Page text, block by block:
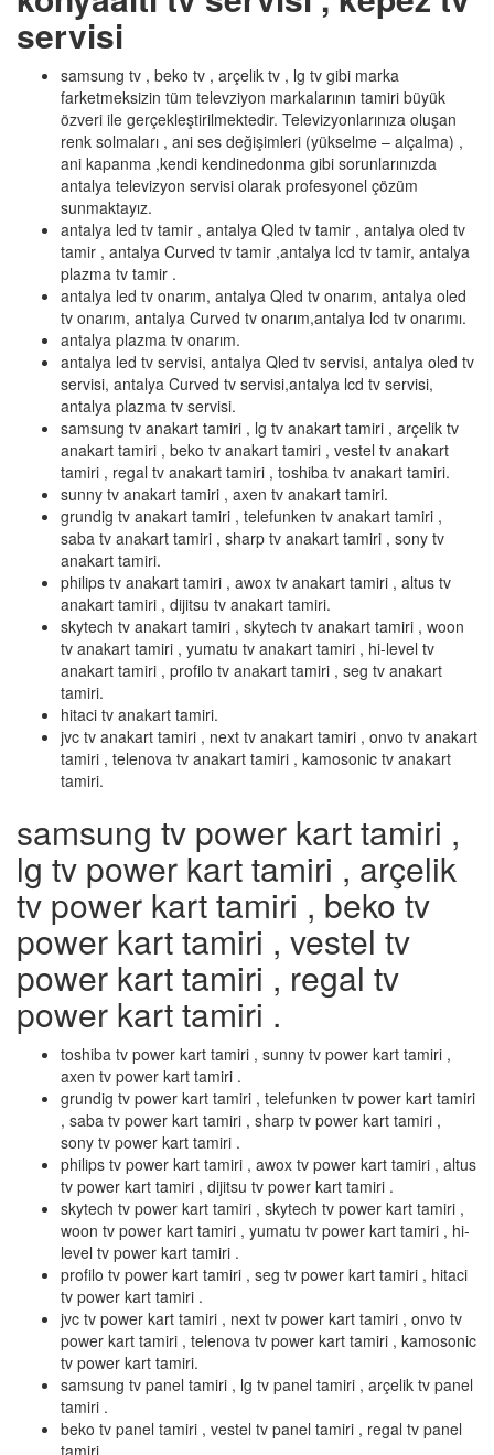
servisi
samsung tv , beko tv , arçelik tv , lg tv gibi marka
farketmeksizin tüm televziyon markalarının tamiri büyük
özveri ile gerçekleştirilmektedir. Televizyonlarınıza oluşan
renk solmaları , ani ses değişimleri (yükselme – alçalma) ,
ani kapanma ,kendi kendinedonma gibi sorunlarınızda
antalya televizyon servisi olarak profesyonel çözüm
sunmaktayız.
antalya led tv tamir , antalya Qled tv tamir , antalya oled tv
tamir , antalya Curved tv tamir ,antalya lcd tv tamir, antalya
plazma tv tamir .
antalya led tv onarım, antalya Qled tv onarım, antalya oled
tv onarım, antalya Curved tv onarım,antalya lcd tv onarımı.
antalya plazma tv onarım.
antalya led tv servisi, antalya Qled tv servisi, antalya oled tv
servisi, antalya Curved tv servisi,antalya lcd tv servisi,
antalya plazma tv servisi.
samsung tv anakart tamiri , lg tv anakart tamiri , arçelik tv
anakart tamiri , beko tv anakart tamiri , vestel tv anakart
tamiri , regal tv anakart tamiri , toshiba tv anakart tamiri.
sunny tv anakart tamiri , axen tv anakart tamiri.
grundig tv anakart tamiri , telefunken tv anakart tamiri ,
saba tv anakart tamiri , sharp tv anakart tamiri , sony tv
anakart tamiri.
philips tv anakart tamiri , awox tv anakart tamiri , altus tv
anakart tamiri , dijitsu tv anakart tamiri.
skytech tv anakart tamiri , skytech tv anakart tamiri , woon
tv anakart tamiri , yumatu tv anakart tamiri , hi-level tv
anakart tamiri , profilo tv anakart tamiri , seg tv anakart
tamiri.
hitaci tv anakart tamiri.
jvc tv anakart tamiri , next tv anakart tamiri , onvo tv anakart
tamiri , telenova tv anakart tamiri , kamosonic tv anakart
tamiri.
samsung tv power kart tamiri ,
lg tv power kart tamiri , arçelik
tv power kart tamiri , beko tv
power kart tamiri , vestel tv
power kart tamiri , regal tv
power kart tamiri .
toshiba tv power kart tamiri , sunny tv power kart tamiri ,
axen tv power kart tamiri .
grundig tv power kart tamiri , telefunken tv power kart tamiri
, saba tv power kart tamiri , sharp tv power kart tamiri ,
sony tv power kart tamiri .
philips tv power kart tamiri , awox tv power kart tamiri , altus
tv power kart tamiri , dijitsu tv power kart tamiri .
skytech tv power kart tamiri , skytech tv power kart tamiri ,
woon tv power kart tamiri , yumatu tv power kart tamiri , hi-
level tv power kart tamiri .
profilo tv power kart tamiri , seg tv power kart tamiri , hitaci
tv power kart tamiri .
jvc tv power kart tamiri , next tv power kart tamiri , onvo tv
power kart tamiri , telenova tv power kart tamiri , kamosonic
tv power kart tamiri.
samsung tv panel tamiri , lg tv panel tamiri , arçelik tv panel
tamiri .
beko tv panel tamiri , vestel tv panel tamiri , regal tv panel